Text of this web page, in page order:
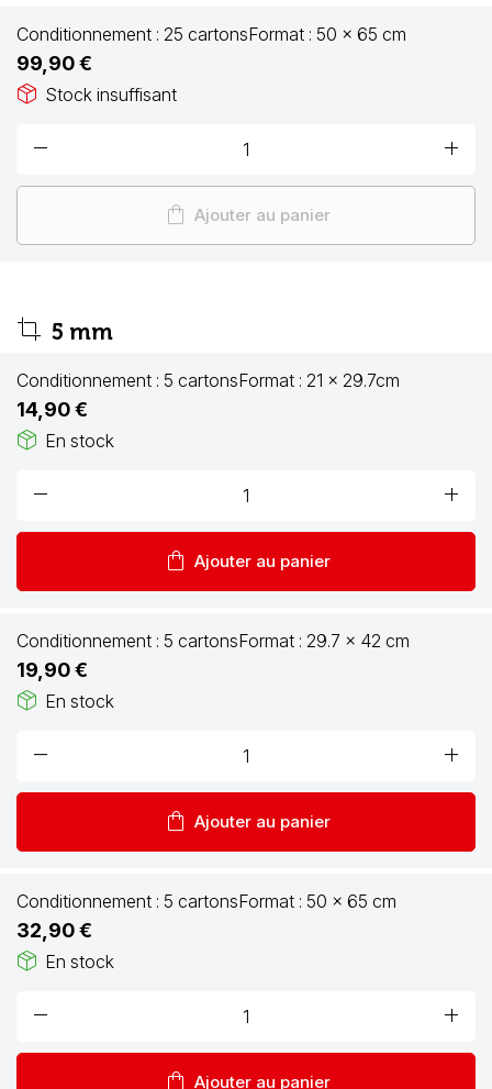
Conditionnement : 25 cartonsFormat : 50 x 65 cm
99,90 €
package_2 Stock insuffisant
remove add
shopping_bag Ajouter au panier
crop 5 mm
Conditionnement : 5 cartonsFormat : 21 x 29.7cm
14,90 €
package_2 En stock
remove add
shopping_bag Ajouter au panier
Conditionnement : 5 cartonsFormat : 29.7 x 42 cm
19,90 €
package_2 En stock
remove add
shopping_bag Ajouter au panier
Conditionnement : 5 cartonsFormat : 50 x 65 cm
32,90 €
package_2 En stock
remove add
shopping_bag Ajouter au panier